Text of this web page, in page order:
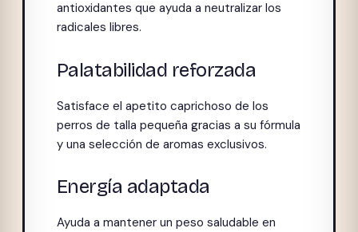
antioxidantes que ayuda a neutralizar los
radicales libres.
Palatabilidad reforzada
Satisface el apetito caprichoso de los
perros de talla pequeña gracias a su fórmula
y una selección de aromas exclusivos.
Energía adaptada
Ayuda a mantener un peso saludable en